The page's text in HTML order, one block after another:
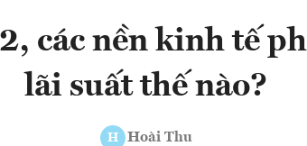
các nền kinh tế
lãi suất thế nào?
H Hoài Thu